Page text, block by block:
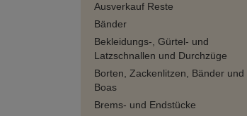
Ausverkauf Reste
Bänder
Bekleidungs-, Gürtel- und
Latzschnallen und Durchzüge
Borten, Zackenlitzen, Bänder und
Boas
Brems- und Endstücke